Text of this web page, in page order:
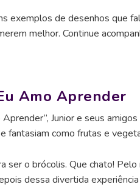
exemplos de desenhos que
melhor. Continue
Amo Aprender
Junior e seus
fantasiam como frutas e
ser o brócolis. Que chato!
dessa divertida